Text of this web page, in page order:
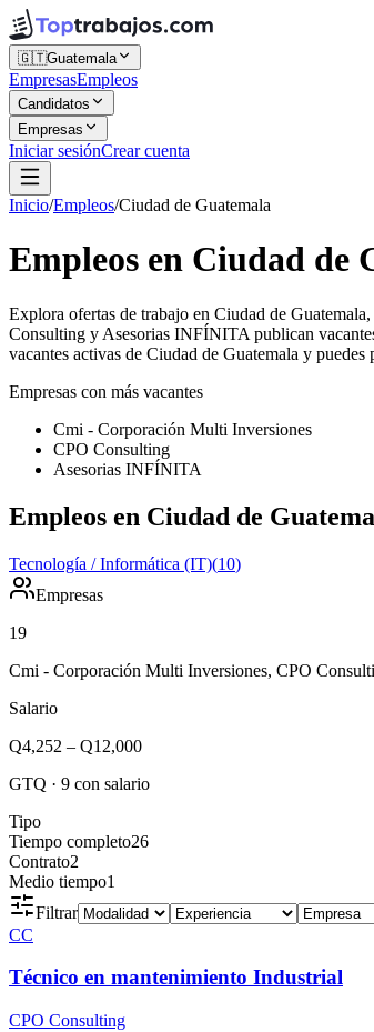
🇬🇹Guatemala
EmpresasEmpleos
Candidatos
Empresas
Iniciar sesiónCrear cuenta
Inicio/Empleos/Ciudad de Guatemala
Empleos en Ciudad de
Explora ofertas de trabajo en Ciudad de
Consulting y Asesorias INFÍNITA publican
vacantes activas de Ciudad de Guatemala y puedes
Empresas con más vacantes
Cmi - Corporación Multi Inversiones
CPO Consulting
Asesorias INFÍNITA
Empleos en Ciudad de
Tecnología / Informática (IT)(10)
Empresas
19
Cmi - Corporación Multi Inversiones, CPO
Salario
Q4,252 – Q12,000
GTQ · 9 con salario
Tipo
Tiempo completo26
Contrato2
Medio tiempo1
Filtrar
CC
Técnico en mantenimiento Industrial
CPO Consulting